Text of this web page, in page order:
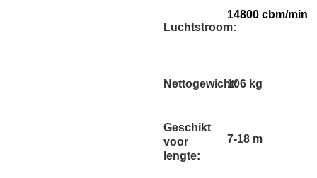
Luchtstroom:
14800 cbm/min
Nettogewicht:106 kg
Geschikt
voor
lengte:
7-18 m